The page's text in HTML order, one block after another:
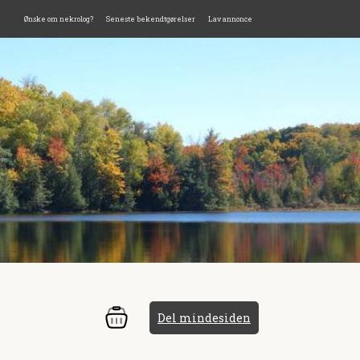
Ønske om nekrolog? Seneste bekendtgørelser Lav annonce
Del mindesiden